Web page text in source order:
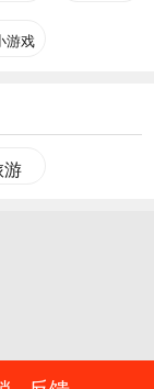
游戏
游